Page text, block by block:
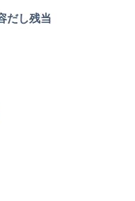
だし残当